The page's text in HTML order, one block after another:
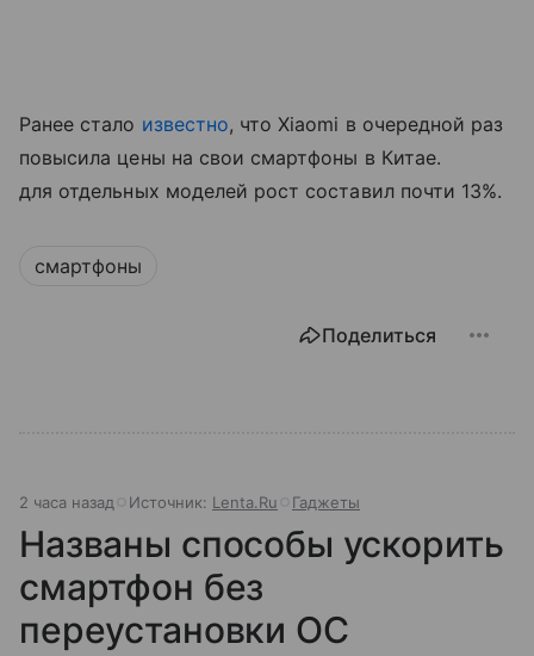
Ранее стало известно, что Xiaomi в очередной раз
повысила цены на свои смартфоны в Китае.
для отдельных моделей рост составил почти 13%.
смартфоны
Поделиться
2 часа назад Источник: Lenta.Ru Гаджеты
Названы способы ускорить
смартфон без
переустановки ОС